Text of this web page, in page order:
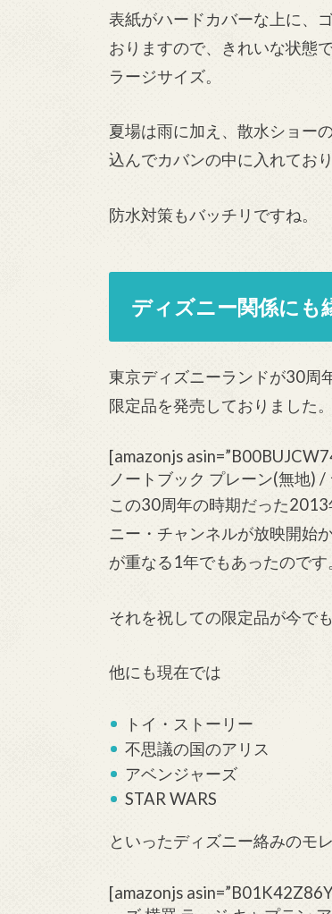
表紙がハードカバーな上に、
おりますので、きれいな状態
ラージサイズ。
夏場は雨に加え、散水ショー
込んでカバンの中に入れており
防水対策もバッチリですね。
ディズニー関係にも
東京ディズニーランドが30周
限定品を発売しておりました。
[amazonjs
ノートブック プレーン(無地) /
この30周年の時期だった
ニー・チャンネルが放映開始
が重なる1年でもあったのです
それを祝しての限定品が今で
他にも現在では
トイ・ストーリー
不思議の国のアリス
アベンジャーズ
STAR WARS
といったディズニー絡みのモ
[amazonjs